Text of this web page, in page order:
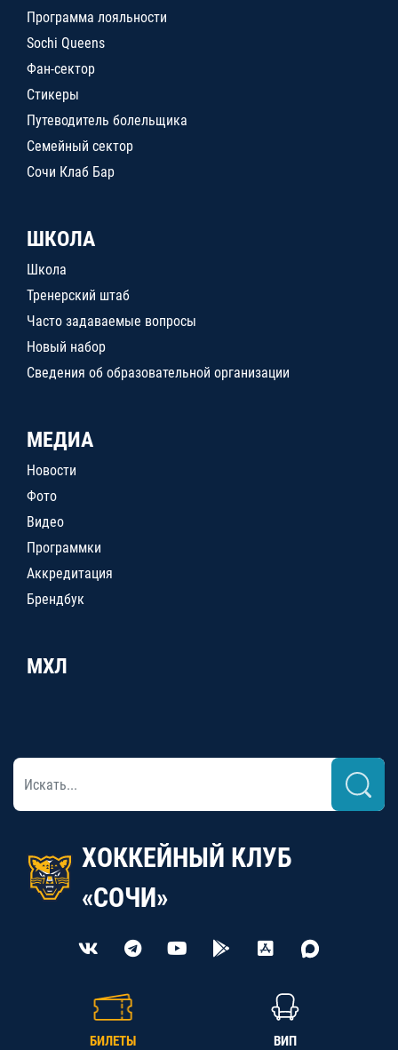
Программа лояльности
Sochi Queens
Фан-сектор
Стикеры
Путеводитель болельщика
Семейный сектор
Сочи Клаб Бар
ШКОЛА
Школа
Тренерский штаб
Часто задаваемые вопросы
Новый набор
Сведения об образовательной организации
МЕДИА
Новости
Фото
Видео
Программки
Аккредитация
Брендбук
МХЛ
ХОККЕЙНЫЙ КЛУБ
«СОЧИ»
БИЛЕТЫ ВИП